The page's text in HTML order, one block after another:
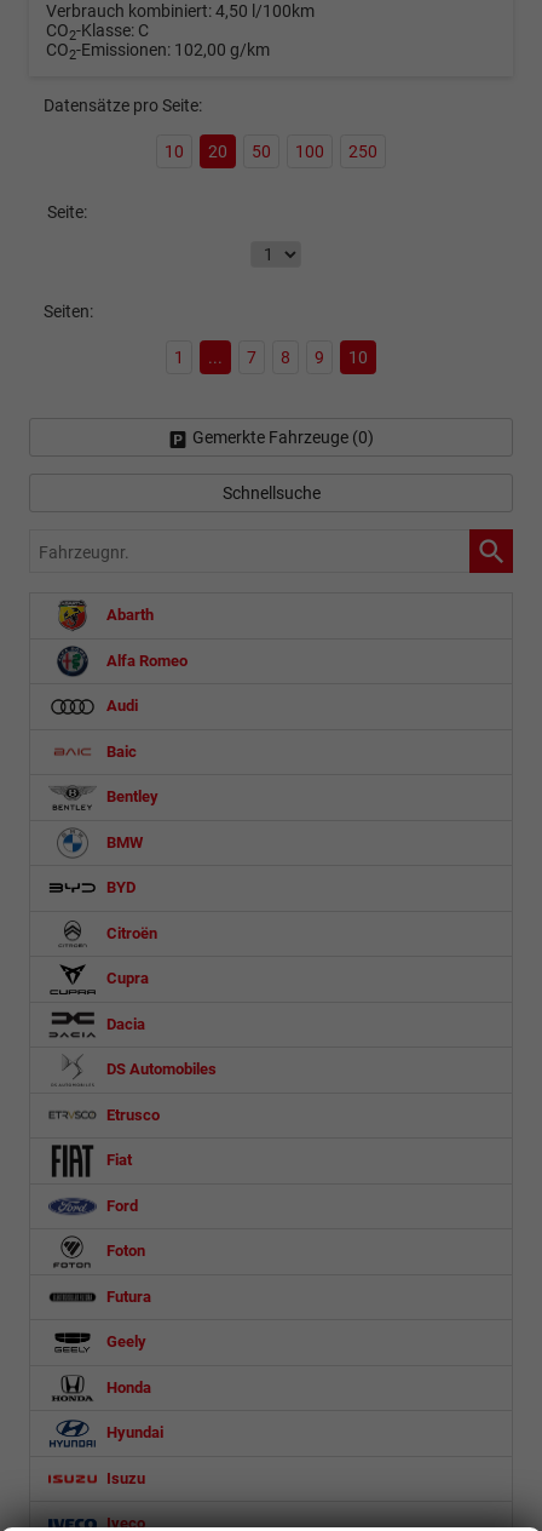
Verbrauch kombiniert:4,50 l/100km
CO2-Klasse: C
CO2-Emissionen: 102,00 g/km
Datensätze pro Seite:
10 20 50 100 250
Seite:
Seiten:
1 ... 7 8 9 10
Gemerkte Fahrzeuge (0)
Schnellsuche
Fahrzeugnr.
Abarth
Alfa Romeo
Audi
Baic
Bentley
BMW
BYD
Citroën
Cupra
Dacia
DS Automobiles
Etrusco
Fiat
Ford
Foton
Futura
Geely
Honda
Hyundai
Isuzu
Iveco